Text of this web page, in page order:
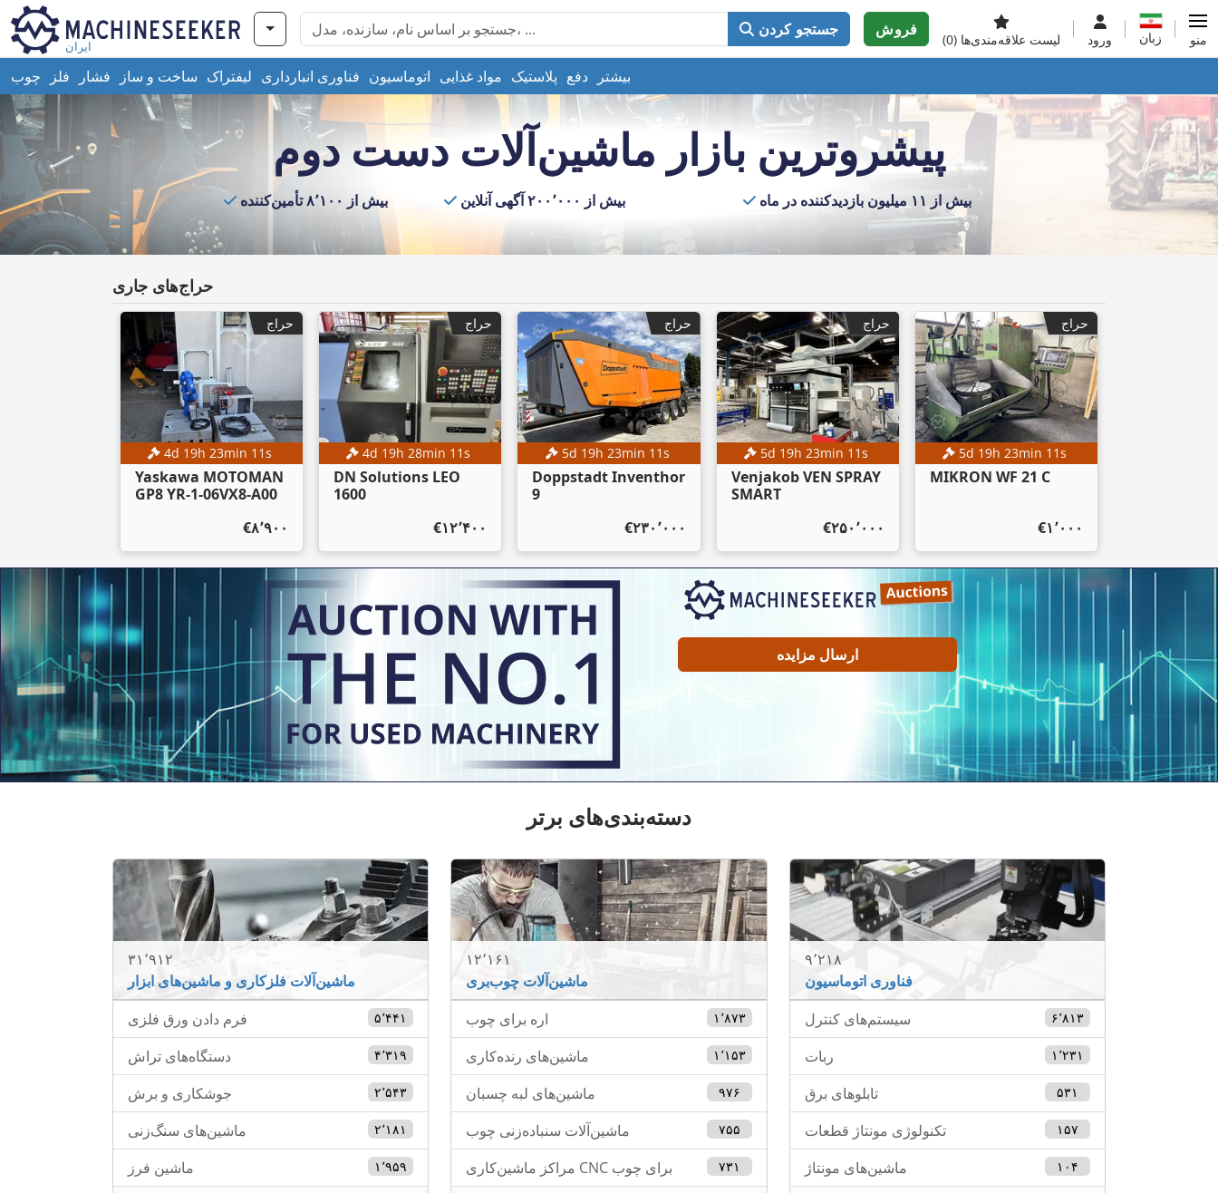
ایران
جستجو کردن فروش
لیست علاقه‌مندی‌ها (0) ورود زبان منو
چوب فلز فشار ساخت و ساز لیفتراک فناوری انبارداری اتوماسیون مواد غذایی پلاستیک دفع بیشتر
پیشروترین بازار ماشین‌آلات دست دوم
بیش از ۸٬۱۰۰ تأمین‌کننده بیش از ۲۰۰٬۰۰۰ آگهی آنلاین بیش از ۱۱ میلیون بازدیدکننده در ماه
حراج‌های جاری
4d 19h 23min 10s
Yaskawa MOTOMAN
GP8 YR-1-06VX8-A00
‎€۸٬۹۰۰
حراج
4d 19h 28min 10s
DN Solutions LEO
1600
‎€۱۲٬۴۰۰
حراج
5d 19h 23min 10s
Doppstadt Inventhor
9
‎€۲۳۰٬۰۰۰
حراج
5d 19h 23min 10s
Venjakob VEN SPRAY
SMART
‎€۲۵۰٬۰۰۰
حراج
5d 19h 23min 10s
MIKRON WF 21 C
‎€۱٬۰۰۰
حراج
d19h23
Linde E16-02
حراج
ارسال مزایده
دسته‌بندی‌های برتر
۳۱٬۹۱۲
ماشین‌آلات فلزکاری و ماشین‌های ابزار
فرم دادن ورق فلزی
۵٬۴۴۱
دستگاه‌های تراش ۴٬۳۱۹
جوشکاری و برش ۲٬۵۴۳
ماشین‌های سنگ‌زنی ۲٬۱۸۱
ماشین فرز ۱٬۹۵۹
۱۲٬۱۶۱
ماشین‌آلات چوب‌بری
اره برای چوب
۱٬۸۷۳
ماشین‌های رنده‌کاری ۱٬۱۵۳
ماشین‌های لبه چسبان ۹۷۶
ماشین‌آلات سنباده‌زنی چوب ۷۵۵
مراکز ماشین‌کاری CNC برای چوب ۷۳۱
۹٬۲۱۸
فناوری اتوماسیون
سیستم‌های کنترل
۶٬۸۱۳
ربات ۱٬۲۳۱
تابلوهای برق ۵۳۱
تکنولوژی مونتاژ قطعات ۱۵۷
ماشین‌های مونتاژ ۱۰۴